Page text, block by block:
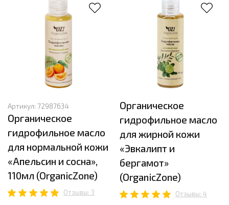
Артикул: 72987634
Органическое
гидрофильное масло
для нормальной кожи
«Апельсин и сосна»,
110мл (OrganicZone)
Отзывы: 3
Органическое
гидрофильное масло
для жирной кожи
«Эвкалипт и
бергамот»
(OrganicZone)
Отзывы: 4